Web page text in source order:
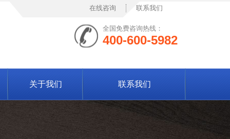
在线咨询 联系我们
全国免费咨询热线：
400-600-5982
关于我们 联系我们